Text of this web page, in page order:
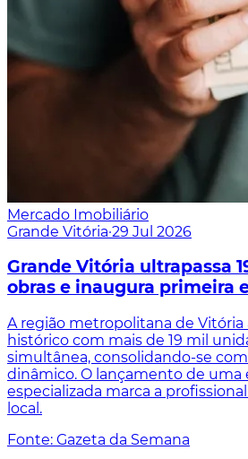
Mercado Imobiliário
Grande Vitória·29 Jul 2026
Grande Vitória ultrapassa
obras e inaugura primeira
A região metropolitana de
histórico com mais de 19 mil
simultânea, consolidando-se
dinâmico. O lançamento de uma
especializada marca a
local.
Fonte: Gazeta da Semana